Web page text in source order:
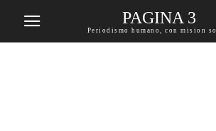
PAGINA 3
Periodismo humano, con mision